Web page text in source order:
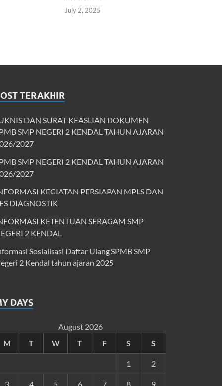
July 2, 2025
TERAKHIR
DAN SURAT KEASLIAN DOKUMEN
SMP NEGERI 2 KENDAL TAHUN AJARAN
2027
SMP NEGERI 2 KENDAL TAHUN AJARAN
2027
KEGIATAN PERSIAPAN MPLS DAN
DIAGNOSTIK
KETENTUAN SERAGAM SMP
2 KENDAL
Sosialisasi Daftar Ulang SPMB SMP
2 Kendal tahun ajaran 2025
DAYS
August 2026
M
T W T F S S
1 2
3 4 5 6 7 8 9